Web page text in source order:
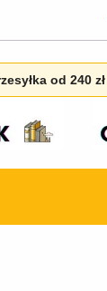
od 240 zł